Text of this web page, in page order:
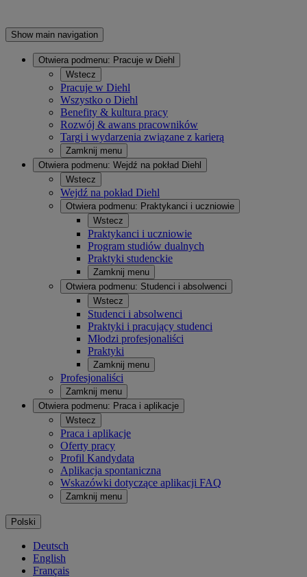
Show main navigation
Otwiera podmenu: Pracuje w Diehl
Wstecz
Pracuje w Diehl
Wszystko o Diehl
Benefity & kultura pracy
Rozwój & awans pracowników
Targi i wydarzenia związane z karierą
Zamknij menu
Otwiera podmenu: Wejdź na pokład Diehl
Wstecz
Wejdź na pokład Diehl
Otwiera podmenu: Praktykanci i uczniowie
Wstecz
Praktykanci i uczniowie
Program studiów dualnych
Praktyki studenckie
Zamknij menu
Otwiera podmenu: Studenci i absolwenci
Wstecz
Studenci i absolwenci
Praktyki i pracujący studenci
Młodzi profesjonaliści
Praktyki
Zamknij menu
Profesjonaliści
Zamknij menu
Otwiera podmenu: Praca i aplikacje
Wstecz
Praca i aplikacje
Oferty pracy
Profil Kandydata
Aplikacja spontaniczna
Wskazówki dotyczące aplikacji FAQ
Zamknij menu
Polski
Deutsch
English
Français